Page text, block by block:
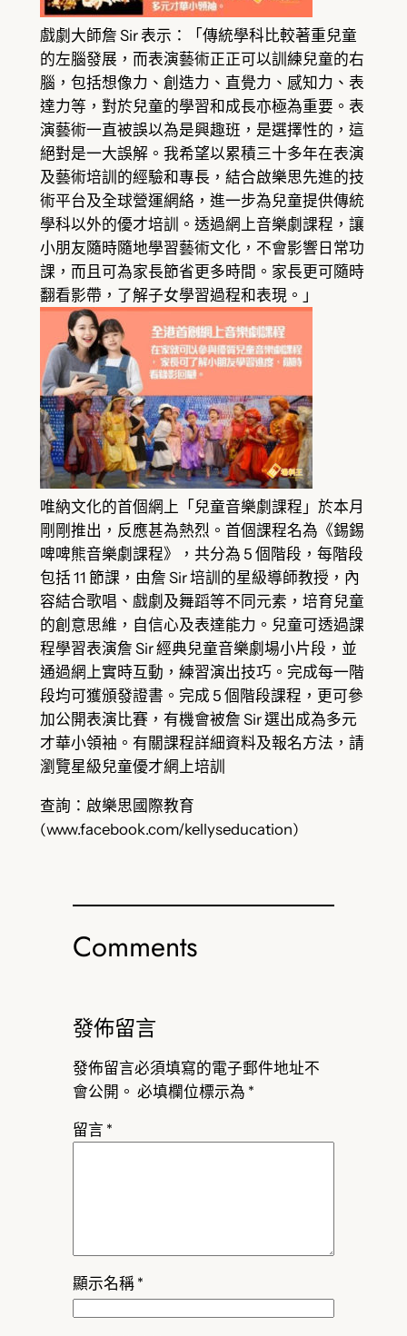
戲劇大師詹 Sir 表示：「傳統學科比較著重兒童
的左腦發展，而表演藝術正正可以訓練兒童的右
腦，包括想像力、創造力、直覺力、感知力、表
達力等，對於兒童的學習和成長亦極為重要。表
演藝術一直被誤以為是興趣班，是選擇性的，這
絕對是一大誤解。我希望以累積三十多年在表演
及藝術培訓的經驗和專長，結合啟樂思先進的技
術平台及全球營運網絡，進一步為兒童提供傳統
學科以外的優才培訓。透過網上音樂劇課程，讓
小朋友隨時隨地學習藝術文化，不會影響日常功
課，而且可為家長節省更多時間。家長更可隨時
翻看影帶，了解子女學習過程和表現。」
唯納文化的首個網上「兒童音樂劇課程」於本月
剛剛推出，反應甚為熱烈。首個課程名為《錫錫
啤啤熊音樂劇課程》，共分為 5 個階段，每階段
包括 11 節課，由詹 Sir 培訓的星級導師教授，內
容結合歌唱、戲劇及舞蹈等不同元素，培育兒童
的創意思維，自信心及表達能力。兒童可透過課
程學習表演詹 Sir 經典兒童音樂劇場小片段，並
通過網上實時互動，練習演出技巧。完成每一階
段均可獲頒發證書。完成 5 個階段課程，更可參
加公開表演比賽，有機會被詹 Sir 選出成為多元
才華小領袖。有關課程詳細資料及報名方法，請
瀏覽星級兒童優才網上培訓
查詢：啟樂思國際教育
(www.facebook.com/kellyseducation)
Comments
發佈留言
發佈留言必須填寫的電子郵件地址不
會公開。 必填欄位標示為 *
留言 *
顯示名稱 *